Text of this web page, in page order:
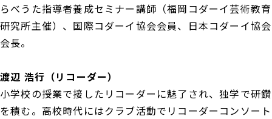
らべうた指導者養成セミナー講師（福岡コダーイ芸術教育
研究所主催）、国際コダーイ協会会員、日本コダーイ協会
会長。
渡辺 浩行（リコーダー）
小学校の授業で接したリコーダーに魅了され、独学で研鑽
を積む。高校時代にはクラブ活動でリコーダーコンソート